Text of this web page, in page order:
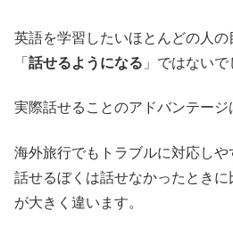
英語を学習したいほとんどの人
「 話せるようになる 」ではないで
実際話せることのアドバンテージ
海外旅行でもトラブルに対応し
話せるぼくは話せなかったとき
が大きく違います。